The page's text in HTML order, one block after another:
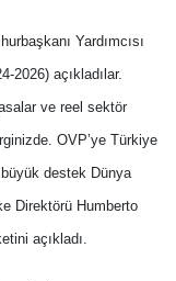
Yardımcısı
2026) açıkladılar.
ve reel sektör
OVP’ye Türkiye
destek Dünya
Direktörü Humberto
açıkladı.